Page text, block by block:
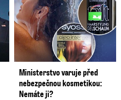
Ministerstvo varuje před
nebezpečnou kosmetikou:
Nemáte ji?